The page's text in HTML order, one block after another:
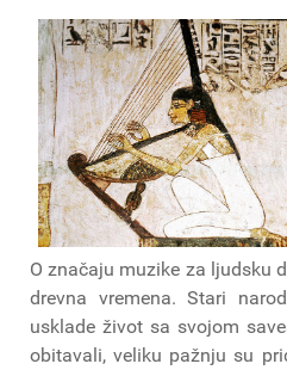
O značaju muzike za ljudsku
drevna vremena. Stari
usklade život sa svojom
obitavali, veliku pažnju su